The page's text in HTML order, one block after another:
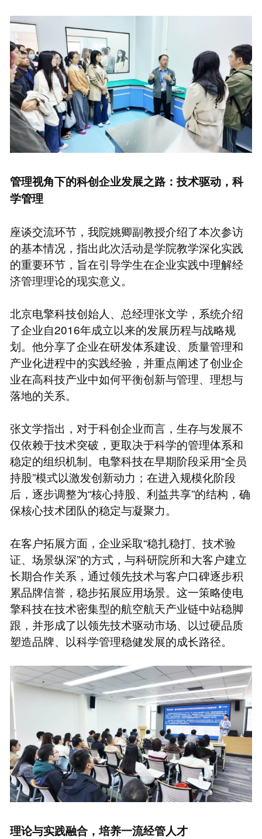
管理视角下的科创企业发展之路：技术驱动，科
学管理
座谈交流环节，我院姚卿副教授介绍了本次参访
的基本情况，指出此次活动是学院教学深化实践
的重要环节，旨在引导学生在企业实践中理解经
济管理理论的现实意义。
北京电擎科技创始人、总经理张文学，系统介绍
了企业自2016年成立以来的发展历程与战略规
划。他分享了企业在研发体系建设、质量管理和
产业化进程中的实践经验，并重点阐述了创业企
业在高科技产业中如何平衡创新与管理、理想与
落地的关系。
张文学指出，对于科创企业而言，生存与发展不
仅依赖于技术突破，更取决于科学的管理体系和
稳定的组织机制。电擎科技在早期阶段采用“全员
持股”模式以激发创新动力；在进入规模化阶段
后，逐步调整为“核心持股、利益共享”的结构，确
保核心技术团队的稳定与凝聚力。
在客户拓展方面，企业采取“稳扎稳打、技术验
证、场景纵深”的方式，与科研院所和大客户建立
长期合作关系，通过领先技术与客户口碑逐步积
累品牌信誉，稳步拓展应用场景。这一策略使电
擎科技在技术密集型的航空航天产业链中站稳脚
跟，并形成了以领先技术驱动市场、以过硬品质
塑造品牌、以科学管理稳健发展的成长路径。
理论与实践融合，培养一流经管人才